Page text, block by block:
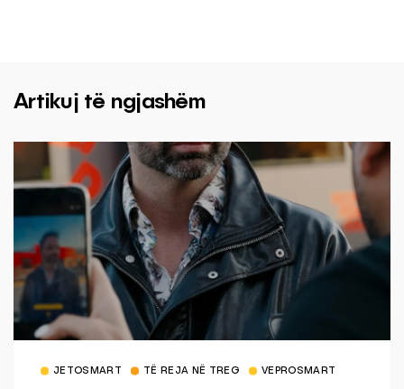
Artikuj të ngjashëm
JETOSMART TË REJA NË TREG VEPROSMART